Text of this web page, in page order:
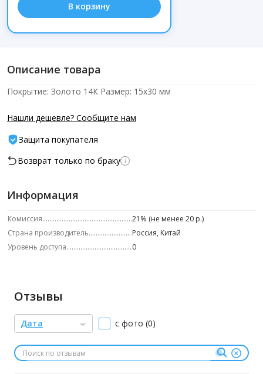
В корзину
Описание товара
Покрытие: Золото 14К Размер: 15х30 мм
Нашли дешевле? Сообщите нам
Защита покупателя
Возврат только по браку
Информация
Комиссия
21% (не менее 20 р.)
Страна производитель
Россия, Китай
Уровень доступа
0
Отзывы
Дата с фото (0)